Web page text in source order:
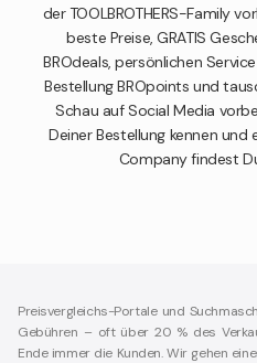
der TOOLBROTHERS-Family
beste Preise, GRATIS
BROdeals, persönlichen
Bestellung BROpoints und
Schau auf Social Media
Deiner Bestellung kennen und
Company findest
Preisvergleichs-Portale und
Gebühren – oft über 20 % des
Ende immer die Kunden. Wir gehen